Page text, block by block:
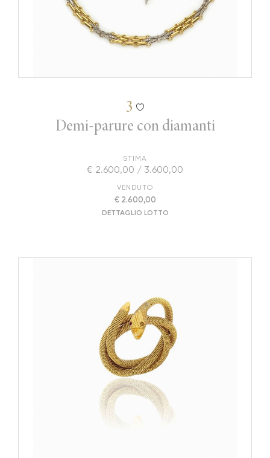
3
Demi-parure con diamanti
STIMA
€ 2.600,00 / 3.600,00
VENDUTO
€ 2.600,00
DETTAGLIO LOTTO